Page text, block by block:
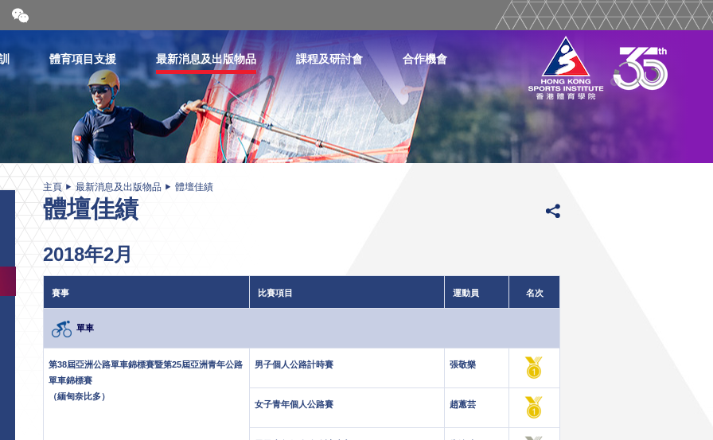
開
合
二
維
體育項目支援 最新消息及出版物品 課程及研討會 合作機會
主頁 最新消息及出版物品 體壇佳績
體壇佳績
2018年2月
賽事 比賽項目 運動員 名次
單車
第38屆亞洲公路單車錦標賽暨第25屆亞洲青年公路
單車錦標賽
（緬甸奈比多）
男子個人公路計時賽 張敬樂
女子青年個人公路賽 趙蕙芸